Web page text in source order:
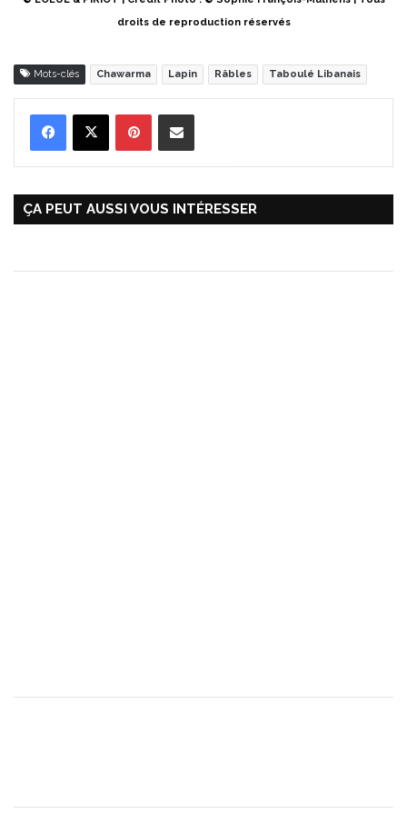
droits de reproduction réservés
Mots-clés Chawarma Lapin Râbles Taboulé Libanais
ÇA PEUT AUSSI VOUS INTÉRESSER